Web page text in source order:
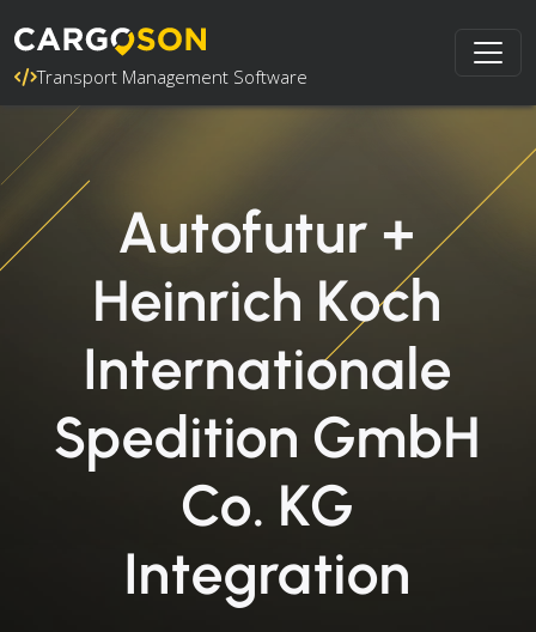
Transport Management Software
Autofutur +
Heinrich Koch
Internationale
Spedition GmbH
Co. KG
Integration